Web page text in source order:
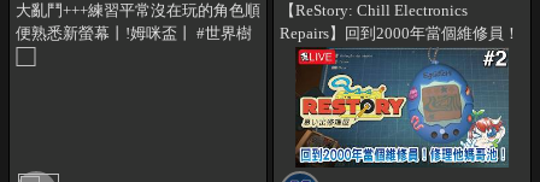
大亂鬥+++練習平常沒在玩的角色順
便熟悉新螢幕丨!姆咪盃丨 #世界樹
【ReStory: Chill Electronics
Repairs】回到2000年當個維修員！
修理他媽哥池！